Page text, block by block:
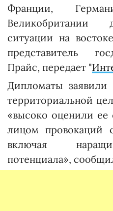
Франции,
Великобритании
ситуации на
представитель
Прайс, передает "
Дипломаты
территориальной
«высоко оценили ее
лицом провокаций
включая
потенциала»,